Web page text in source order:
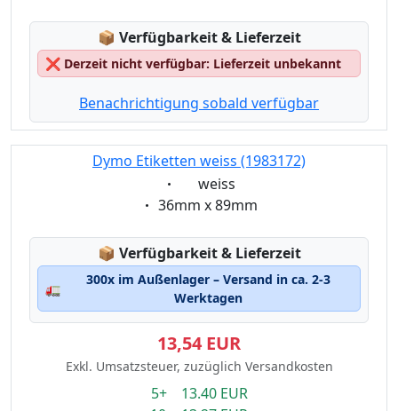
📦 Lagerstatus:
Verfügbarkeit & Lieferzeit
❌ Derzeit nicht verfügbar: Lieferzeit unbekannt
Benachrichtigung sobald verfügbar
Dymo Etiketten weiss (1983172)
Eigenschaft:
weiss
Eigenschaft:
36mm x 89mm
📦 Lagerstatus:
Verfügbarkeit & Lieferzeit
🚛
300x im Außenlager – Versand in ca. 2-3
Werktagen
13,54 EUR
Exkl. Umsatzsteuer, zuzüglich Versandkosten
5+ 13.40 EUR